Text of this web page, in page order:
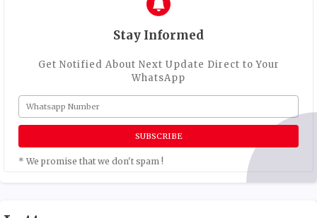
Stay Informed
Get Notified About Next Update Direct to Your
WhatsApp
* We promise that we don't spam !